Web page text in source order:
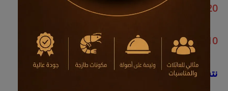
https://wa.me/966549483020
https://wa.me/966549482010
نتشرف بزيارتكم ونسعد بخدمتكم